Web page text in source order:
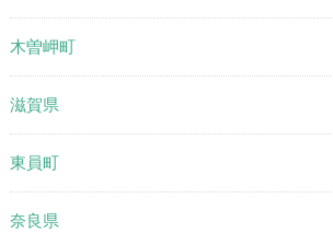
木曽岬町
滋賀県
東員町
奈良県